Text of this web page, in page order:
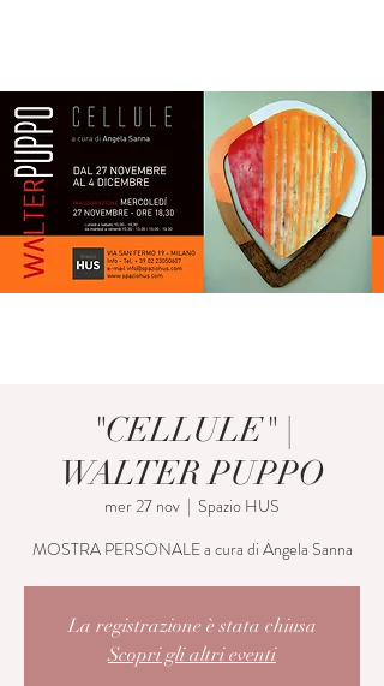
"CELLULE" |
WALTER PUPPO
mer 27 nov
  |
Spazio HUS
MOSTRA PERSONALE a cura di Angela Sanna
La registrazione è stata chiusa
Scopri gli altri eventi